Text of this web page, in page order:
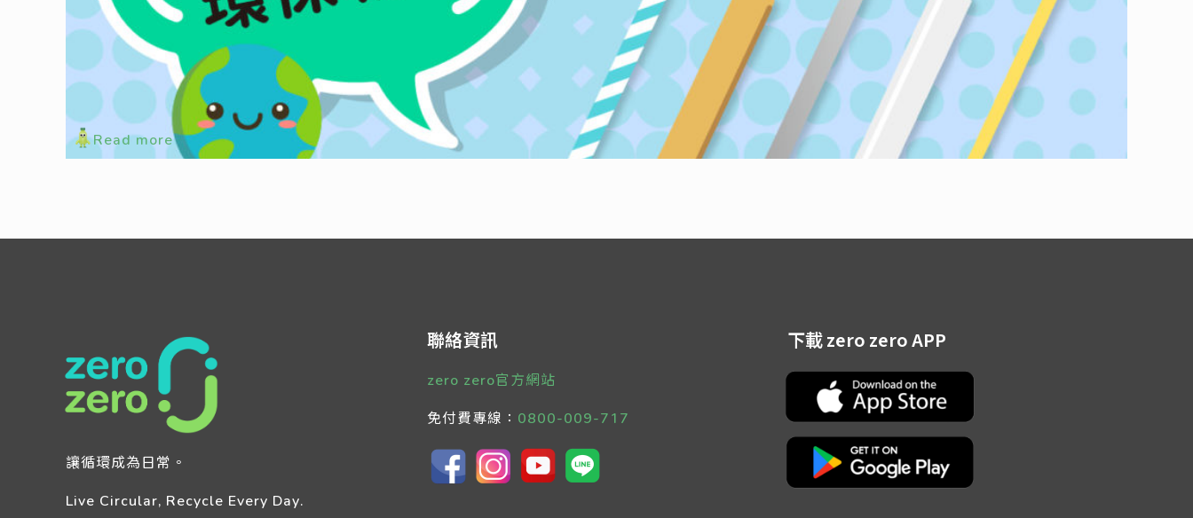
挑選你人生中的第１支環保吸管
2018年世界各國都很努力在減塑，市面上吸管也是百百種，該如何挑選適合自己的呢？出新地球社社長今天跟大家分享常見的環保吸管優缺點，希望幫助大家找到適合自己的吸管，拯救海洋動物們喔！
Read more
讓循環成為日常。
Live Circular, Recycle Every Day.
聯絡資訊
zero zero官方網站
免付費專線： 0800-009-717
下載 zero zero APP